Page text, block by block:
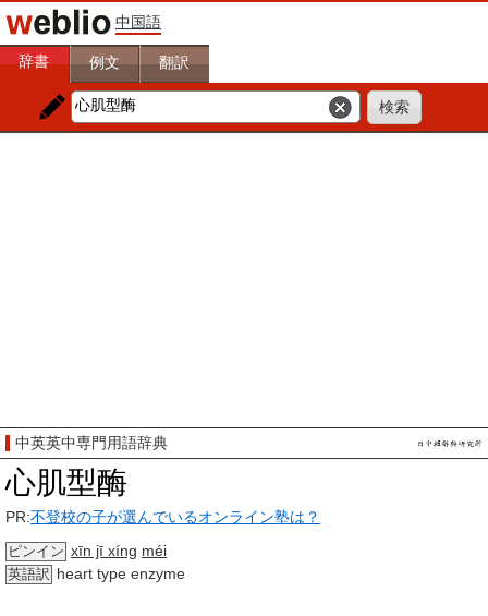
中国語
辞書 例文 翻訳
中英英中専門用語辞典
心肌型酶
PR:不登校の子が選んでいるオンライン塾は？
ピンイン xīn jī xíng méi
英語訳 heart type enzyme